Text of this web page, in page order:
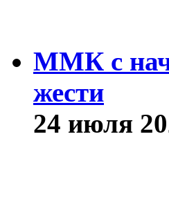
ММК с
жести
24 июля